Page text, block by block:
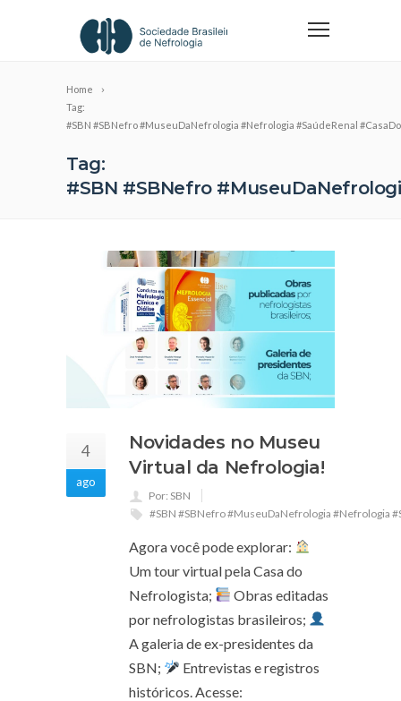
Home
Tag:
#SBN #SBNefro #MuseuDaNefrologia #Nefrologia #SaúdeRenal
Tag:
#SBN #SBNefro
4
ago
Novidades no Museu
Virtual da Nefrologia!
Por: SBN
#SBN #SBNefro #MuseuDaNefrologia #Nefrologia
Agora você pode explorar:
Um tour virtual pela Casa do
Nefrologista;
Obras editadas
por nefrologistas brasileiros;
A galeria de ex-presidentes da
SBN;
Entrevistas e registros
históricos. Acesse: